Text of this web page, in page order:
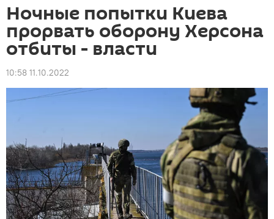
Ночные попытки Киева
прорвать оборону Херсона
отбиты - власти
10:58 11.10.2022